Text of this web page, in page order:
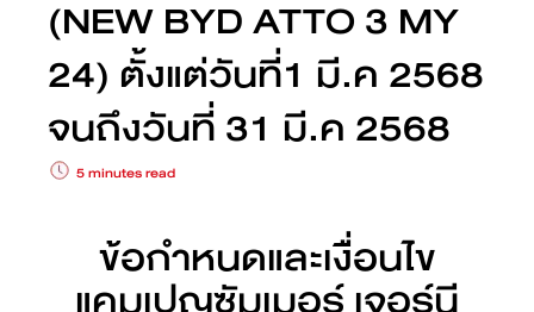
(NEW BYD ATTO 3 MY
24) ตั้งแต่วันที่1 มี.ค 2568
จนถึงวันที่ 31 มี.ค 2568
5 minutes read
ข้อกำหนดและเงื่อนไข